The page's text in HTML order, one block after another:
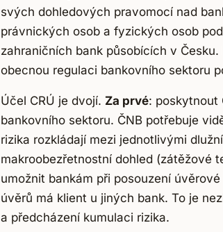
svých dohledových pravomocí nad
právnických osob a fyzických osob
zahraničních bank působících v
obecnou regulaci bankovního sektoru
Účel CRÚ je dvojí. Za prvé: poskytnout
bankovního sektoru. ČNB potřebuje
rizika rozkládají mezi jednotlivými
makroobezřetnostní dohled (zátěžové
umožnit bankám při posouzení
úvěrů má klient u jiných bank. To je
a předcházení kumulaci rizika.